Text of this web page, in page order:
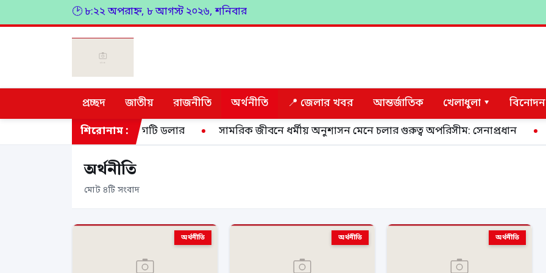
🕑 ৮:২২ অপরাহ্ন, ৮ আগস্ট ২০২৬, শনিবার
প্রচ্ছদ জাতীয় রাজনীতি অর্থনীতি 📍 জেলার খবর আন্তর্জাতিক খেলাধুলা ▾ বিনোদন
শিরোনাম :
আছে ইরানের ১০ হাজার কোটি ডলার সামরিক জীবনে ধর্মীয় অনুশাসন মেনে চলার গুরুত্ব অপরিসীম: সেনাপ্রধান
অর্থনীতি
মোট ৪টি সংবাদ
অর্থনীতি অর্থনীতি অর্থনীতি